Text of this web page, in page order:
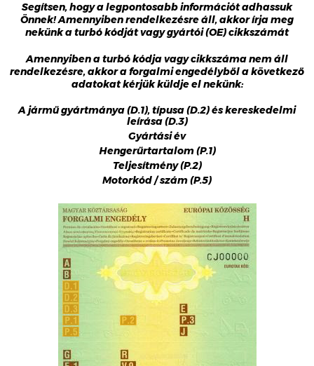
Segítsen, hogy a legpontosabb információt adhassuk
Önnek! Amennyiben rendelkezésre áll, akkor írja meg
nekünk a turbó kódját vagy gyártói (OE) cikkszámát
Amennyiben a turbó kódja vagy cikkszáma nem áll
rendelkezésre, akkor a forgalmi engedélyből a következő
adatokat kérjük küldje el nekünk:
A jármű gyártmánya (D.1), típusa (D.2) és kereskedelmi
leírása (D.3)
Gyártási év
Hengerűrtartalom (P.1)
Teljesítmény (P.2)
Motorkód / szám (P.5)